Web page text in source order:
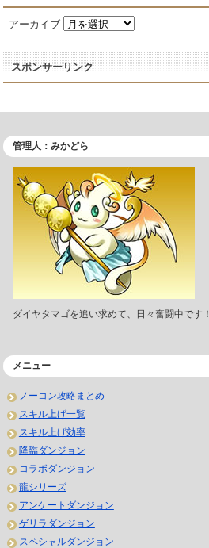
アーカイブ
スポンサーリンク
管理人：みかどら
ダイヤタマゴを追い求めて、日々奮闘中です！
メニュー
ノーコン攻略まとめ
スキル上げ一覧
スキル上げ効率
降臨ダンジョン
コラボダンジョン
龍シリーズ
アンケートダンジョン
ゲリラダンジョン
スペシャルダンジョン